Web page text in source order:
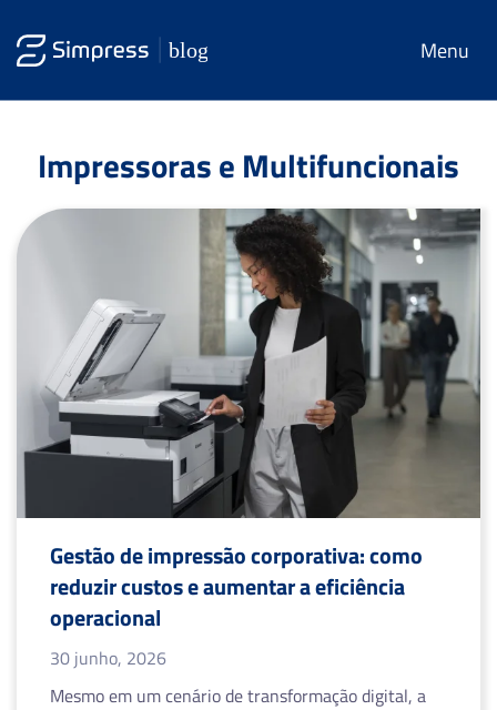
Menu
Impressoras e Multifuncionais
Gestão de impressão corporativa: como
reduzir custos e aumentar a eficiência
operacional
30 junho, 2026
Mesmo em um cenário de transformação digital, a